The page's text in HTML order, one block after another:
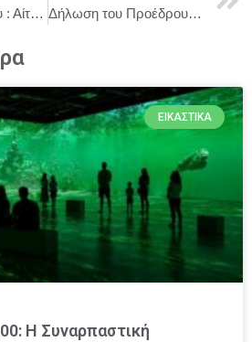
Δήμος Αλοννήσου : Αίτηση Χρηματοδότησης για την Προμήθεια Εξοπλισμαού Οχημάτων Πολιτικής Προστασίας από τον Δήμο
Δήλωση του Προέδρου Κόστα και της Προέδρου φον ντερ Λάιεν σχετικά με την εκλογή του Πάπα Λέοντα ΙΔ΄ ως επικεφαλής της Καθολικής Εκκλησίας
ΕΙΚΑΣΤΙΚΆ
Η Συναρπαστική